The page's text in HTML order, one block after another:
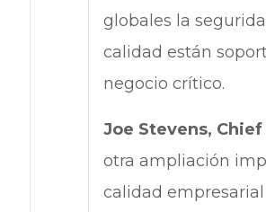
globales la
calidad están
negocio crítico.
Joe Stevens,
otra ampliación
calidad